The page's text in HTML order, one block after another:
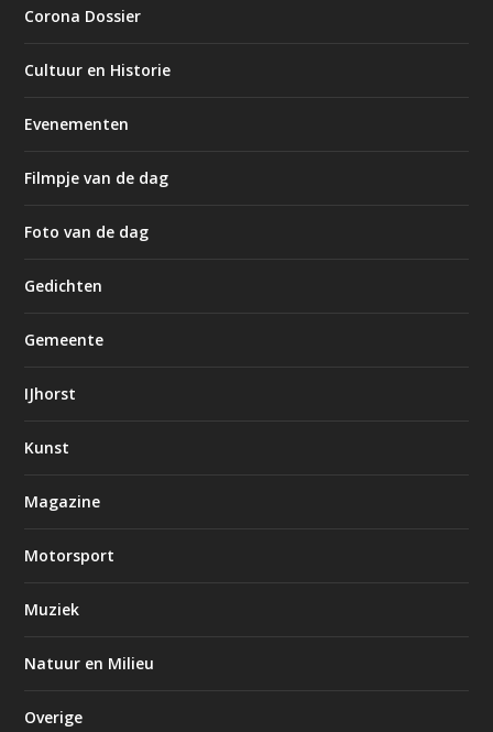
Corona Dossier
Cultuur en Historie
Evenementen
Filmpje van de dag
Foto van de dag
Gedichten
Gemeente
IJhorst
Kunst
Magazine
Motorsport
Muziek
Natuur en Milieu
Overige